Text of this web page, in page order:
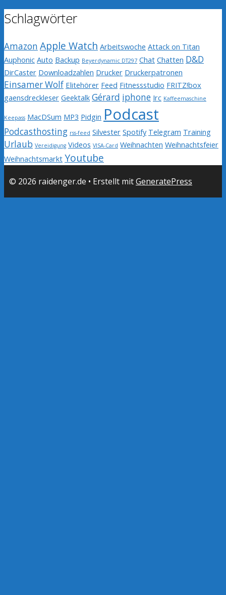
Schlagwörter
Amazon Apple Watch Arbeitswoche Attack on Titan
Auphonic Auto Backup Beyerdynamic DT297 Chat Chatten D&D
DirCaster Downloadzahlen Drucker Druckerpatronen
Einsamer Wolf Elitehörer Feed Fitnessstudio FRITZ!box
gaensdreckleser Geektalk Gérard iphone Irc Kaffeemaschine
Keepass MacDSum MP3 Pidgin Podcast
Podcasthosting rss-feed Silvester Spotify Telegram Training
Urlaub Vereidigung Videos VISA-Card Weihnachten Weihnachtsfeier
Weihnachtsmarkt Youtube
© 2026 raidenger.de • Erstellt mitGeneratePress